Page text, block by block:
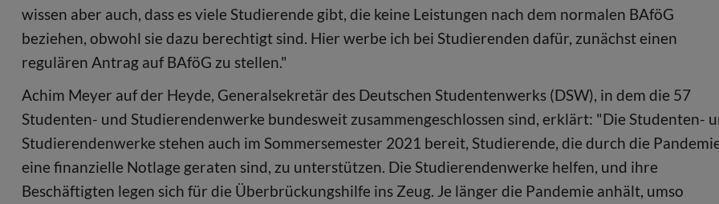
wissen aber auch, dass es viele Studierende gibt, die keine Leistungen nach dem normalen BAföG
beziehen, obwohl sie dazu berechtigt sind. Hier werbe ich bei Studierenden dafür, zunächst einen
regulären Antrag auf BAföG zu stellen."
Achim Meyer auf der Heyde, Generalsekretär des Deutschen Studentenwerks (DSW), in dem die 57
Studenten- und Studierendenwerke bundesweit zusammengeschlossen sind, erklärt: "Die Studenten-
Studierendenwerke stehen auch im Sommersemester 2021 bereit, Studierende, die durch die
eine finanzielle Notlage geraten sind, zu unterstützen. Die Studierendenwerke helfen, und ihre
Beschäftigten legen sich für die Überbrückungshilfe ins Zeug. Je länger die Pandemie anhält, umso